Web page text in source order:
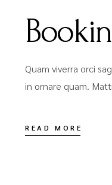
Quam viverra orci
in ornare quam.
READ MORE